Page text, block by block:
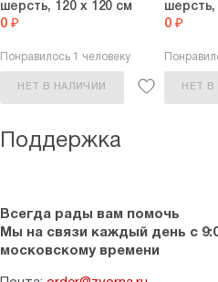
шерсть, 120 х 120 см
0 ₽
Понравилось 1 человеку
НЕТ В НАЛИЧИИ
шерсть,
0 ₽
НЕТ В
Поддержка
Всегда рады вам помочь
Мы на связи каждый день с
московскому времени